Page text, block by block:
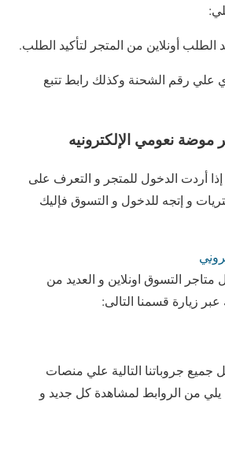
أونلاين من المتجر لتأكيد الطلب.
علي رقم الشحنة وكذلك رابط تتبع
موضة نعومي الإلكترونيه
أردت الدخول للمتجر و التعرف على
و إتجه للدخول و التسوق فإليك
التسوق اونلاين و العديد من
زيارة قسمنا التالى:
جروباتنا التالية علي منصات
يلي من الروابط لمشاهدة كل جديد و